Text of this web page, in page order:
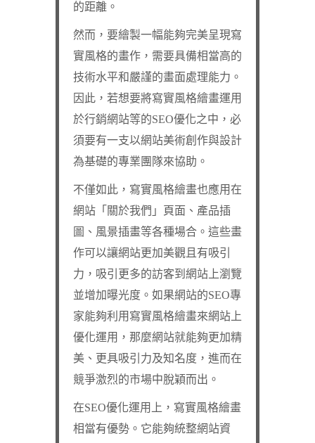
的距離。
然而，要繪製一幅能夠完美呈現寫
實風格的畫作，需要具備相當高的
技術水平和嚴謹的畫面處理能力。
因此，若想要將寫實風格繪畫運用
於行銷網站等的SEO優化之中，必
須要有一支以網站美術創作與設計
為基礎的專業團隊來協助。
不僅如此，寫實風格繪畫也應用在
網站「關於我們」頁面、產品插
圖、風景插畫等各種場合。這些畫
作可以讓網站更加美觀且有吸引
力，吸引更多的訪客到網站上瀏覽
並增加曝光度。如果網站的SEO專
家能夠利用寫實風格繪畫來網站上
優化運用，那麼網站就能夠更加精
美、更具吸引力及知名度，進而在
競爭激烈的市場中脫穎而出。
在SEO優化運用上，寫實風格繪畫
相當有優勢。它能夠統整網站資